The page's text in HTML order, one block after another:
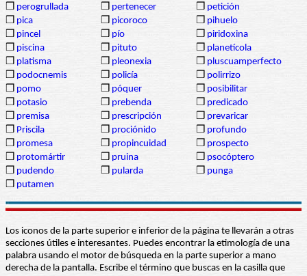
❒ perogrullada ❒ pertenecer ❒ petición
❒ pica ❒ picoroco ❒ pihuelo
❒ pincel ❒ pío ❒ piridoxina
❒ piscina ❒ pituto ❒ planetícola
❒ platisma ❒ pleonexia ❒ pluscuamperfecto
❒ podocnemis ❒ policía ❒ polirrizo
❒ pomo ❒ póquer ❒ posibilitar
❒ potasio ❒ prebenda ❒ predicado
❒ premisa ❒ prescripción ❒ prevaricar
❒ Priscila ❒ prociónido ❒ profundo
❒ promesa ❒ propincuidad ❒ prospecto
❒ protomártir ❒ pruina ❒ psocóptero
❒ pudendo ❒ pularda ❒ punga
❒ putamen
Los iconos de la parte superior e inferior de la página te llevarán a otras
secciones útiles e interesantes. Puedes encontrar la etimología de una
palabra usando el motor de búsqueda en la parte superior a mano
derecha de la pantalla. Escribe el término que buscas en la casilla que